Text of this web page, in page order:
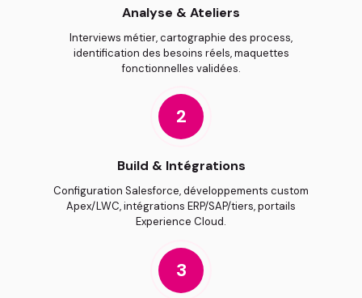
Analyse & Ateliers
Interviews métier, cartographie des process,
identification des besoins réels, maquettes
fonctionnelles validées.
2
Build & Intégrations
Configuration Salesforce, développements custom
Apex/LWC, intégrations ERP/SAP/tiers, portails
Experience Cloud.
3